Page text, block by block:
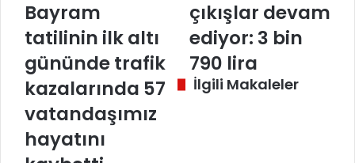
Bayram
tatilinin
ilk
altı
gününde
trafik
kazalarında
57
vatandaşımız
Bayram
tatilinin ilk altı
gününde trafik
kazalarında 57
vatandaşımız
hayatını
çıkışlar
devam
ediyor:
3
bin
çıkışlar devam
ediyor: 3 bin
790 lira
İlgili Makaleler